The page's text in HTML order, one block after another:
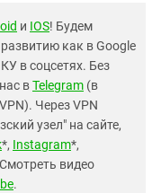
и IOS! Будем
как в Google
в соцсетях. Без
вTelegram (в
Через VPN
узел" на сайте,
*, Instagram*,
видео
.